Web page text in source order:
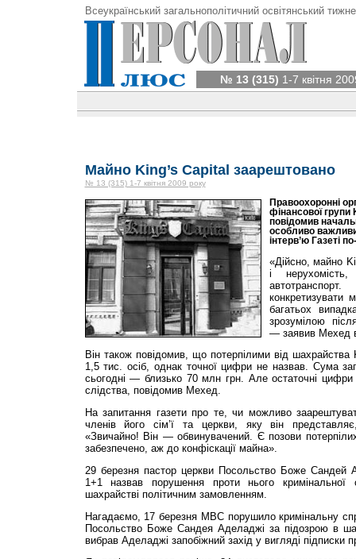
Всеукраїнський загальнополітичний освітянський
№ 13 (315) 1-7 квітня
Майно King’s Capital заарештовано
№ 13 (315) 1-7 квітня 2009 року
Правоохоронні
фінансової групи
повідомив
особливо
інтерв’ю Газеті
«Дійсно, майно
і
багатьох
зрозумілою
— заявив Мехед
Він також повідомив, що потерпілими від шахрайства
1,5 тис. осіб, однак точної цифри не назвав. Сума
сьогодні — близько 70 млн грн. Але остаточні цифри
слідства, повідомив Мехед.
На запитання газети про те, чи можливо
членів його сім’ї та церкви, яку він
«Звичайно! Він — обвинувачений. Є позови
забезпечено, аж до конфіскації майна».
29 березня пастор церкви Посольство Боже Сандей
1+1 назвав порушення проти нього
шахрайстві політичним замовленням.
Нагадаємо, 17 березня МВС порушило кримінальну
Посольство Боже Сандея Аделаджі за підозрою в
вибрав Аделаджі запобіжний захід у вигляді підписки